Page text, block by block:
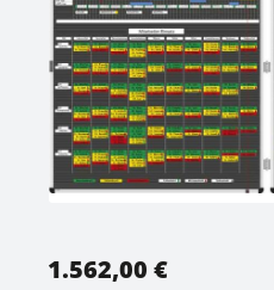
Regulärer Preis:
1.562,00 €